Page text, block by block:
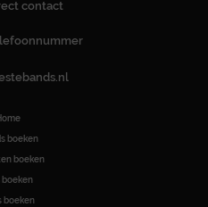
contact
boeken
boeken
boeken
boeken